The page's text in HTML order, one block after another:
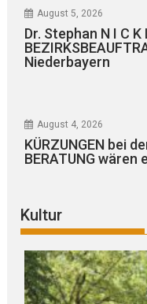
August 5, 2026
Dr. Stephan N I C
Niederbayern
August 4, 2026
KÜRZUNGEN bei
BERATUNG wären
Kultur